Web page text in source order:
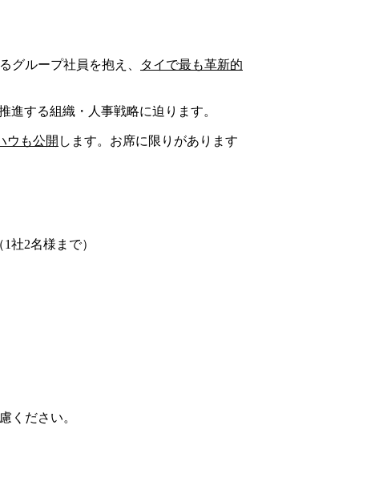
グループ社員を抱え、
タイで最も革新的
進する組織・人事戦略に迫ります。
ウも公開 します。お席に限りがあります
社2名様まで）
ください。